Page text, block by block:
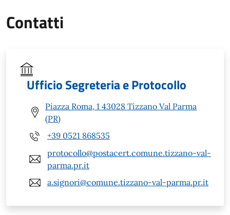
Contatti
Ufficio Segreteria e Protocollo
Piazza Roma, 1 43028 Tizzano Val Parma
(PR)
+39 0521 868535
protocollo@postacert.comune.tizzano-val-
parma.pr.it
a.signori@comune.tizzano-val-parma.pr.it